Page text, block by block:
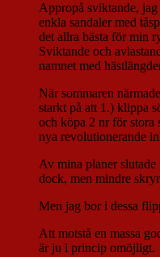
Appropå sviktande,
enkla sandaler med
det allra bästa för min
Sviktande och
namnet med
När sommaren
starkt på att 1.) klippa
och köpa 2 nr för stora
nya revolutionerande
Av mina planer
dock, men mindre
Men jag bor i dessa
Att motstå en massa
är ju i princip omöjligt.